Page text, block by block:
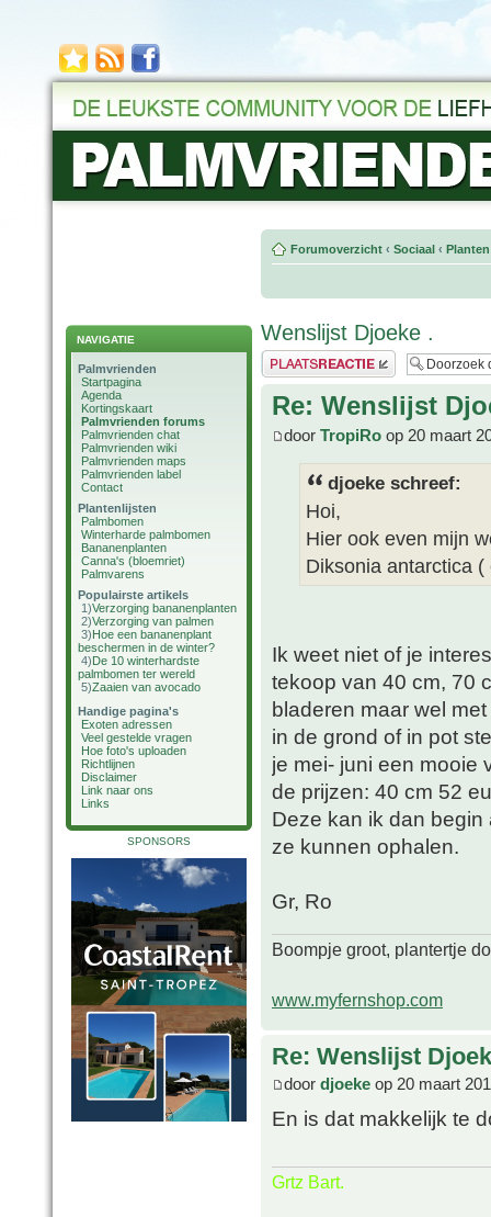
NAVIGATIE
Palmvrienden
Startpagina
Agenda
Kortingskaart
Palmvrienden forums
Palmvrienden chat
Palmvrienden wiki
Palmvrienden maps
Palmvrienden label
Contact
Plantenlijsten
Palmbomen
Winterharde palmbomen
Bananenplanten
Canna's (bloemriet)
Palmvarens
Populairste artikels
1)Verzorging bananenplanten
2)Verzorging van palmen
3)Hoe een bananenplant
beschermen in de winter?
4)De 10 winterhardste
palmbomen ter wereld
5)Zaaien van avocado
Handige pagina's
Exoten adressen
Veel gestelde vragen
Hoe foto's uploaden
Richtlijnen
Disclaimer
Link naar ons
Links
SPONSORS
Forumoverzicht ‹ Sociaal ‹
Wenslijst Djoeke .
Plaats een reactie
Re: Wenslijst
door TropiRo op 20 maart
djoeke schreef:
Hoi,
Hier ook even mijn
Diksonia antarctica
Ik weet niet of je
tekoop van 40 cm, 70
bladeren maar wel
in de grond of in pot
je mei- juni een mooie
de prijzen: 40 cm 52
Deze kan ik dan
ze kunnen ophalen.
Gr, Ro
Boompje groot, plantertje
www.myfernshop.com
Re: Wenslijst
door djoeke op 20 maart
En is dat makkelijk te
Grtz Bart.